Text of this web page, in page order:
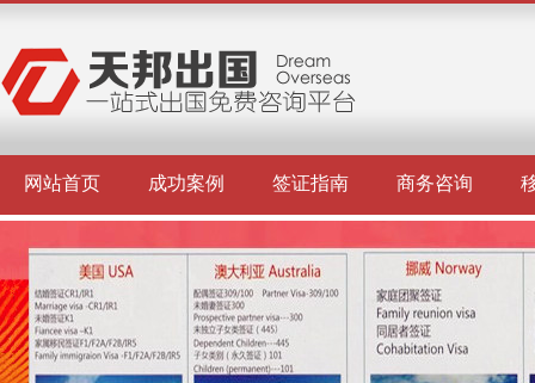
网站首页 成功案例 签证指南 商务咨询